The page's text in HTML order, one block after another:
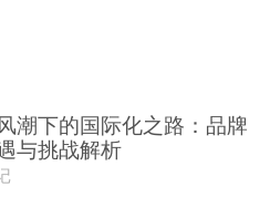
潮下的国际化之路：品牌
与挑战解析